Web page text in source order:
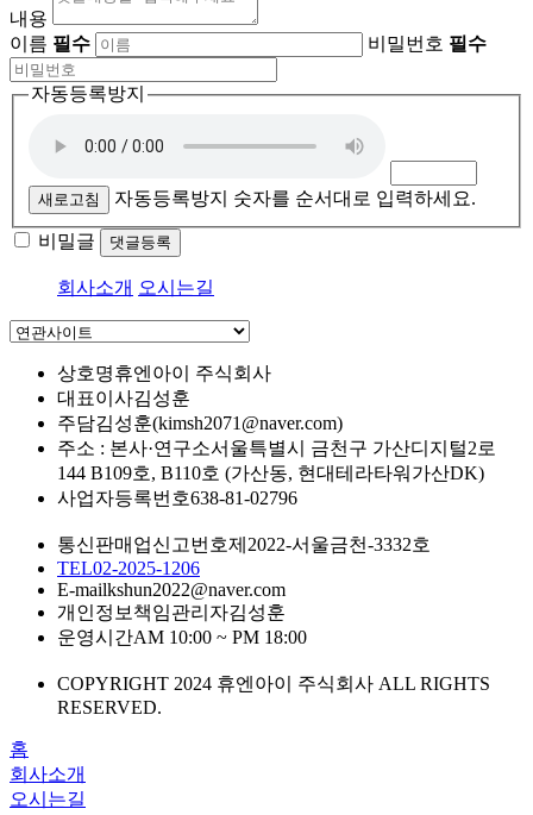
내용
이름 필수 비밀번호 필수
자동등록방지
새로고침 자동등록방지 숫자를 순서대로 입력하세요.
비밀글 댓글등록
회사소개 오시는길
상호명휴엔아이 주식회사
대표이사김성훈
주담김성훈(kimsh2071@naver.com)
주소 : 본사·연구소서울특별시 금천구 가산디지털2로
144 B109호, B110호 (가산동, 현대테라타워가산DK)
사업자등록번호638-81-02796
통신판매업신고번호제2022-서울금천-3332호
TEL02-2025-1206
E-mailkshun2022@naver.com
개인정보책임관리자김성훈
운영시간AM 10:00 ~ PM 18:00
COPYRIGHT 2024 휴엔아이 주식회사 ALL RIGHTS
RESERVED.
홈
회사소개
오시는길